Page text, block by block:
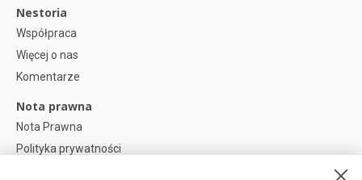
Nestoria
Współpraca
Więcej o nas
Komentarze
Nota prawna
Nota Prawna
Polityka prywatności